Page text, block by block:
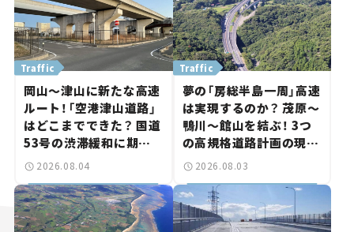
Traffic
岡山～津山に新たな高速
ルート！「空港津山道路」
はどこまでできた？ 国道
53号の渋滞緩和に期待。
岡山市側でも動きが【い
2026.08.04
Traffic
夢の「房総半島一周」高速
は実現するのか？ 茂原～
鴨川～館山を結ぶ！ 3つ
の高規格道路計画の現
状。「館山鴨川道路」で検
路計画】
2026.08.03